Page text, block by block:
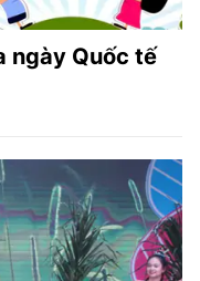
ngày Quốc tế